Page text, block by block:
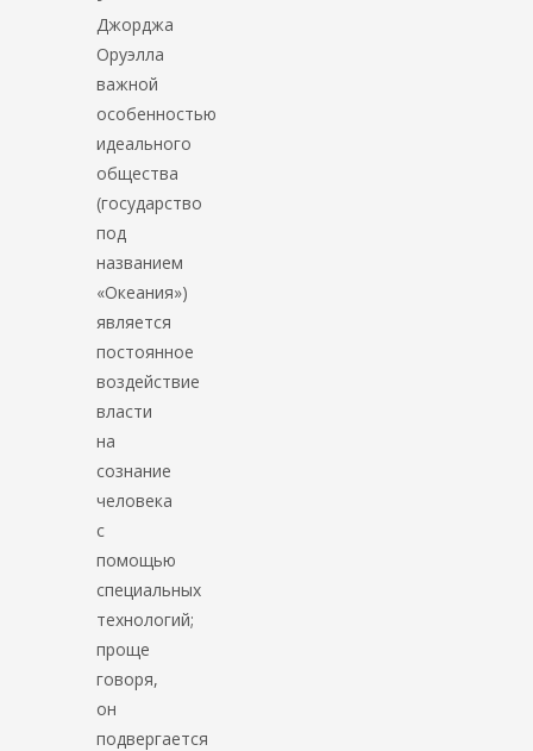
Джорджа
Оруэлла
важной
особенностью
идеального
общества
(государство
под
названием
«Океания»)
является
постоянное
воздействие
власти
на
сознание
человека
с
помощью
специальных
технологий;
проще
говоря,
он
подвергается